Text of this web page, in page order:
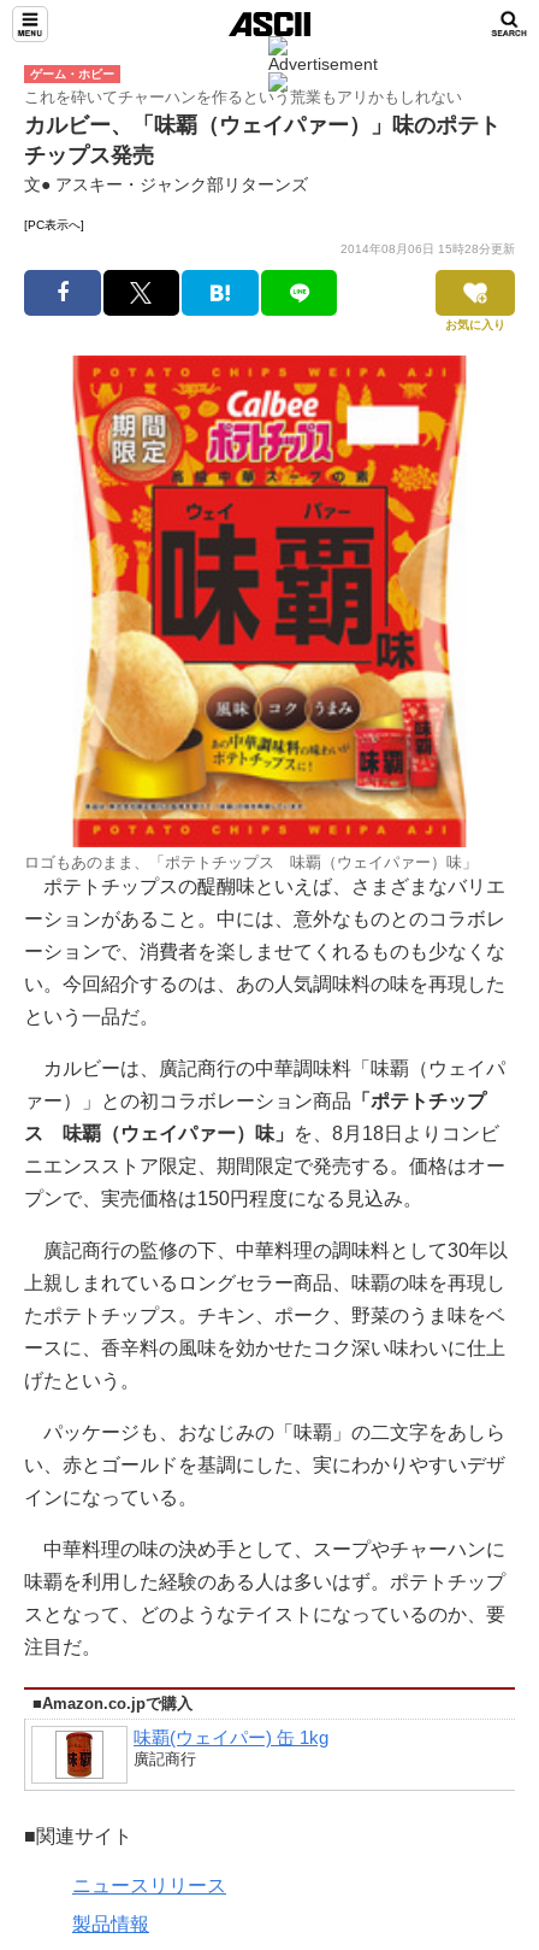
ゲーム・ホビー
これを砕いてチャーハンを作るという荒業もアリかもしれない
カルビー、「味覇（ウェイパァー）」味のポテト
チップス発売
文● アスキー・ジャンク部リターンズ
[PC表示へ]
2014年08月06日 15時28分更新
お気に入り
ロゴもあのまま、「ポテトチップス 味覇（ウェイパァー）味」
ポテトチップスの醍醐味といえば、さまざまなバリエ
ーションがあること。中には、意外なものとのコラボレ
ーションで、消費者を楽しませてくれるものも少なくな
い。今回紹介するのは、あの人気調味料の味を再現した
という一品だ。
カルビーは、廣記商行の中華調味料「味覇（ウェイパ
ァー）」との初コラボレーション商品 「ポテトチップ
ス 味覇（ウェイパァー）味」
を、8月18日よりコンビ
ニエンスストア限定、期間限定で発売する。価格はオー
プンで、実売価格は150円程度になる見込み。
廣記商行の監修の下、中華料理の調味料として30年以
上親しまれているロングセラー商品、味覇の味を再現し
たポテトチップス。チキン、ポーク、野菜のうま味をベ
ースに、香辛料の風味を効かせたコク深い味わいに仕上
げたという。
パッケージも、おなじみの「味覇」の二文字をあしら
い、赤とゴールドを基調にした、実にわかりやすいデザ
インになっている。
中華料理の味の決め手として、スープやチャーハンに
味覇を利用した経験のある人は多いはず。ポテトチップ
スとなって、どのようなテイストになっているのか、要
注目だ。
■Amazon.co.jpで購入
味覇(ウェイパー) 缶 1kg
廣記商行
■関連サイト
ニュースリリース
製品情報